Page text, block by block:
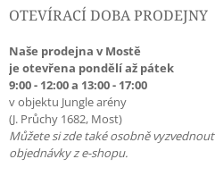
OTEVÍRACÍ DOBA PRODEJNY
Naše prodejna v Mostě
je otevřena pondělí až pátek
9:00 - 12:00 a 13:00 - 17:00
v objektu Jungle arény
(J. Průchy 1682, Most)
Můžete si zde také osobně vyzvednout
objednávky z e-shopu.